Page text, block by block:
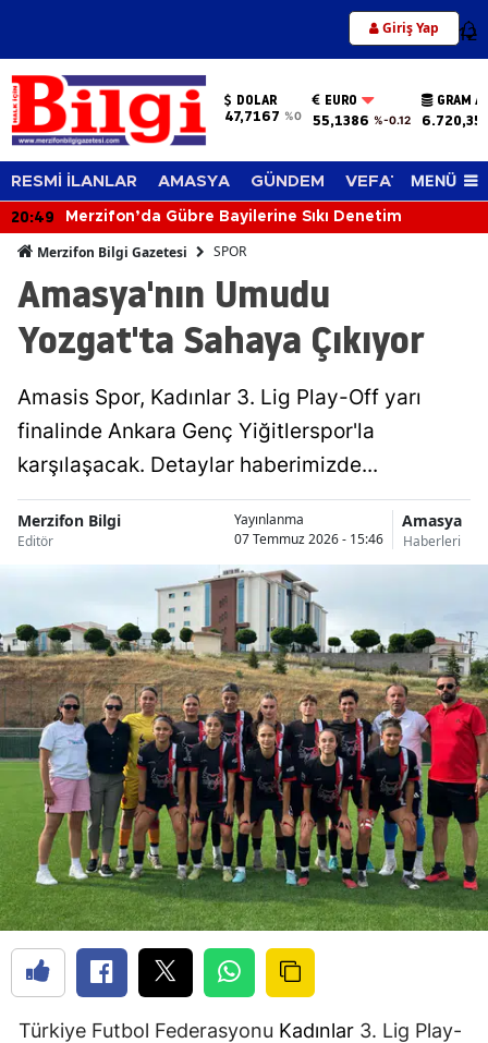
Giriş Yap 12
DOLAR
47,7167 %0
EURO
55,1386 %-0.12
GRAM
6.720,35
RESMİ İLANLAR AMASYA GÜNDEM VEFAT EDENLER
MENÜ
20:49 Merzifon’da Gübre Bayilerine Sıkı Denetim
Merzifon Bilgi Gazetesi SPOR
Amasya'nın Umudu
Yozgat'ta Sahaya Çıkıyor
Amasis Spor, Kadınlar 3. Lig Play-Off yarı
finalinde Ankara Genç Yiğitlerspor'la
karşılaşacak. Detaylar haberimizde...
Merzifon Bilgi
Editör
Yayınlanma
07 Temmuz 2026 - 15:46
Amasya
Haberleri
Türkiye Futbol Federasyonu Kadınlar 3. Lig Play-